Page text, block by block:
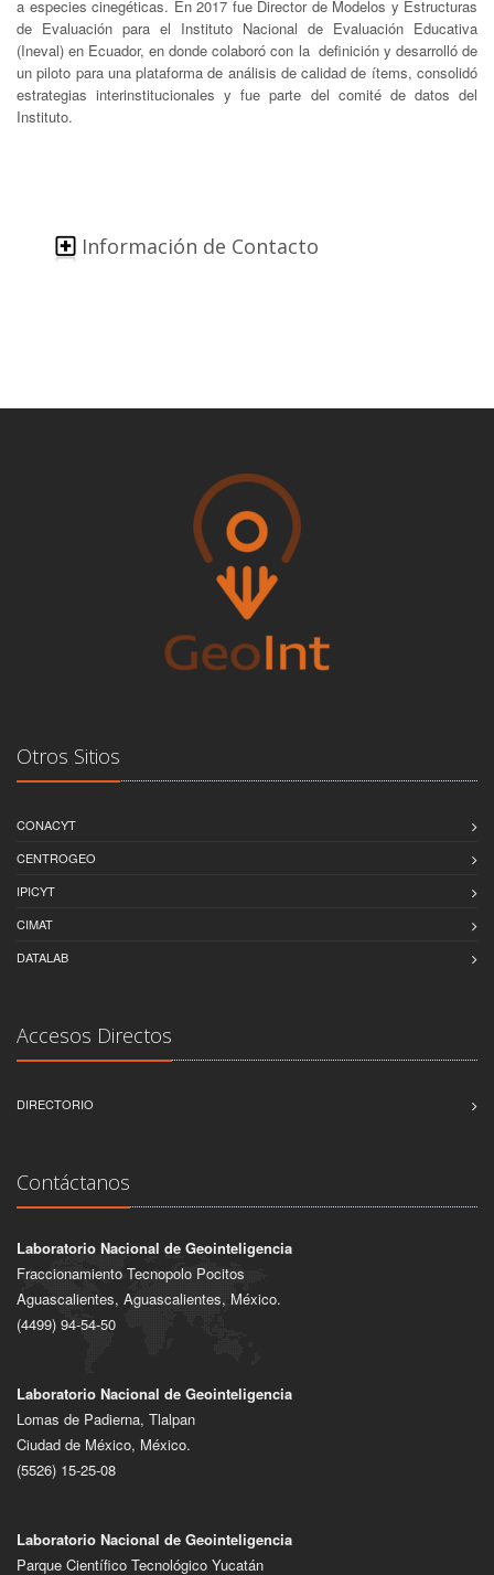
a especies cinegéticas. En 2017 fue Director de Modelos y Estructuras
de Evaluación para el Instituto Nacional de Evaluación Educativa
(Ineval) en Ecuador, en donde colaboró con la definición y desarrolló de
un piloto para una plataforma de análisis de calidad de ítems, consolidó
estrategias interinstitucionales y fue parte del comité de datos del
Instituto.
Información de Contacto
Otros Sitios
CONACYT
CENTROGEO
IPICYT
CIMAT
DATALAB
Accesos Directos
DIRECTORIO
Contáctanos
Laboratorio Nacional de Geointeligencia
Fraccionamiento Tecnopolo Pocitos
Aguascalientes, Aguascalientes, México.
(4499) 94-54-50
Laboratorio Nacional de Geointeligencia
Lomas de Padierna, Tlalpan
Ciudad de México, México.
(5526) 15-25-08
Laboratorio Nacional de Geointeligencia
Parque Científico Tecnológico Yucatán